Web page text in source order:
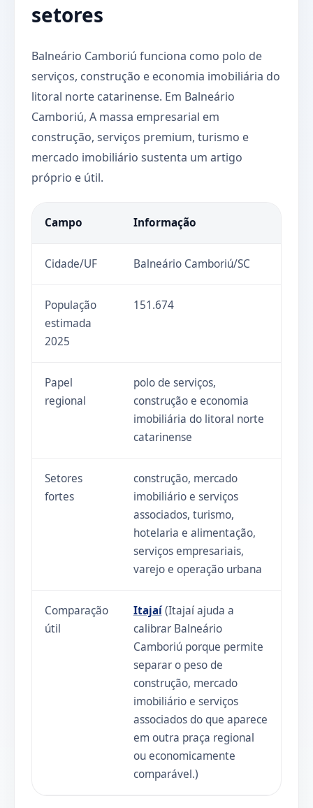
setores
Balneário Camboriú funciona como polo de
serviços, construção e economia imobiliária do
litoral norte catarinense. Em Balneário
Camboriú, A massa empresarial em
construção, serviços premium, turismo e
mercado imobiliário sustenta um artigo
próprio e útil.
Campo Informação
Cidade/UF Balneário Camboriú/SC
População
estimada
2025
151.674
Papel
regional
polo de serviços,
construção e economia
imobiliária do litoral norte
catarinense
Setores
fortes
construção, mercado
imobiliário e serviços
associados, turismo,
hotelaria e alimentação,
serviços empresariais,
varejo e operação urbana
Comparação
útil
Itajaí(Itajaí ajuda a
calibrar Balneário
Camboriú porque permite
separar o peso de
construção, mercado
imobiliário e serviços
associados do que aparece
em outra praça regional
ou economicamente
comparável.)